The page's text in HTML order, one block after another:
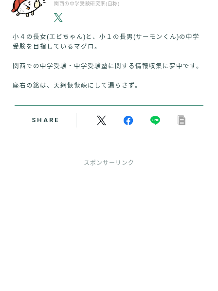
関西の中学受験研究家(自称)
小４の長女(エビちゃん)と、小１の長男(サーモンくん)の中学
受験を目指しているマグロ。
関西での中学受験・中学受験塾に関する情報収集に夢中です。
座右の銘は、天網恢恢疎にして漏らさず。
SHARE
スポンサーリンク